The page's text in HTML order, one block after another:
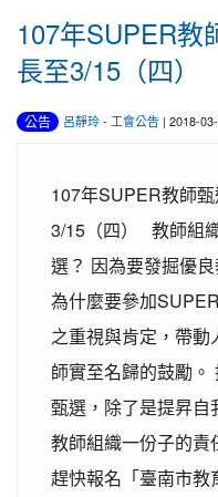
107年SUPER教
長至3/15（四）
公告 呂靜玲- 工會公告 | 2018-
107年SUPER教師
3/15（四） 教師組
選？ 因為要發掘優
為什麼要參加
之重視與肯定，帶
師實至名歸的鼓勵
甄選，除了是提昇
教師組織一份子的責
趕快報名「臺南市